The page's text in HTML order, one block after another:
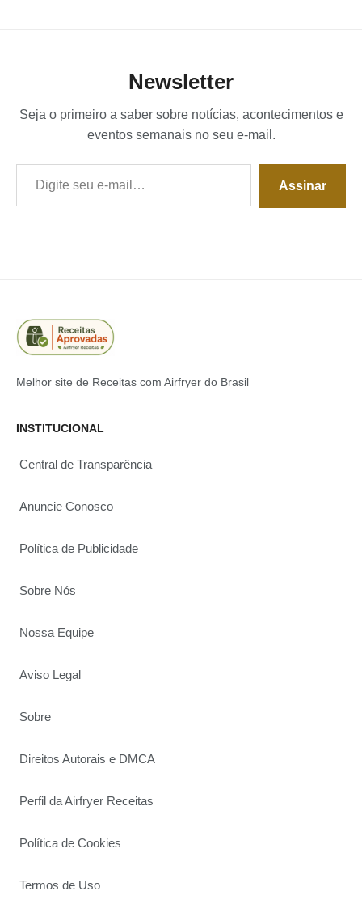
Newsletter
Seja o primeiro a saber sobre notícias, acontecimentos e
eventos semanais no seu e-mail.
Digite seu e-mail…
Assinar
Melhor site de Receitas com Airfryer do Brasil
INSTITUCIONAL
Central de Transparência
Anuncie Conosco
Política de Publicidade
Sobre Nós
Nossa Equipe
Aviso Legal
Sobre
Direitos Autorais e DMCA
Perfil da Airfryer Receitas
Política de Cookies
Termos de Uso